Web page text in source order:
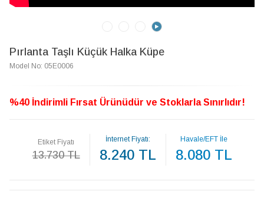
Pırlanta Taşlı Küçük Halka Küpe
Model No: 05E0006
%40 İndirimli Fırsat Ürünüdür ve Stoklarla Sınırlıdır!
Etiket Fiyatı
13.730 TL
İnternet Fiyatı:
8.240 TL
Havale/EFT İle
8.080 TL